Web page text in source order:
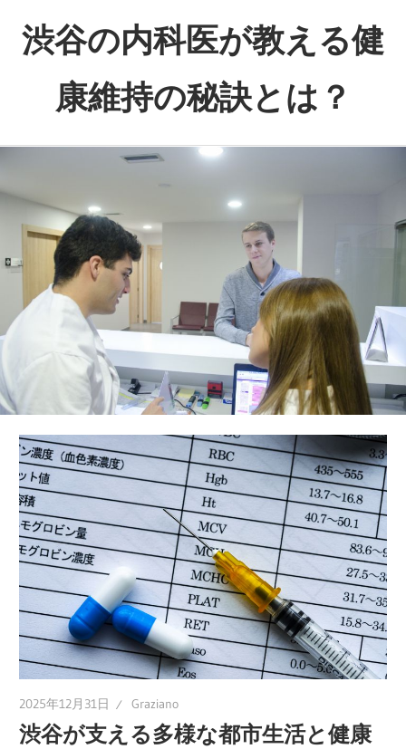
へ
キ
渋谷の内科医が教える健
康維持の秘訣とは？
心
と
体
健
ー
ト！
あ
な
た
の
健
康
維
持
を
一
2025年12月31日 Graziano
渋谷が支える多様な都市生活と健康